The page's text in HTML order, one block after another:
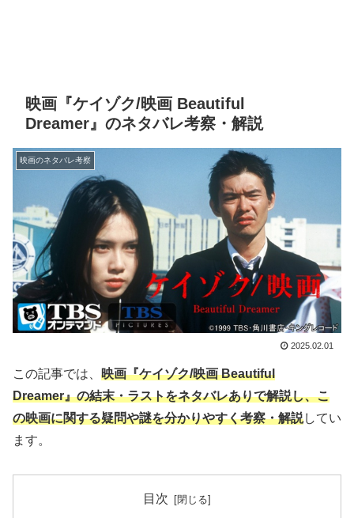
映画『ケイゾク/映画 Beautiful
Dreamer』のネタバレ考察・解説
映画のネタバレ考察
2025.02.01
この記事では、 映画『ケイゾク/映画 Beautiful
Dreamer』の結末・ラストをネタバレありで解説し、こ
の映画に関する疑問や謎を分かりやすく考察・解説してい
ます。
目次